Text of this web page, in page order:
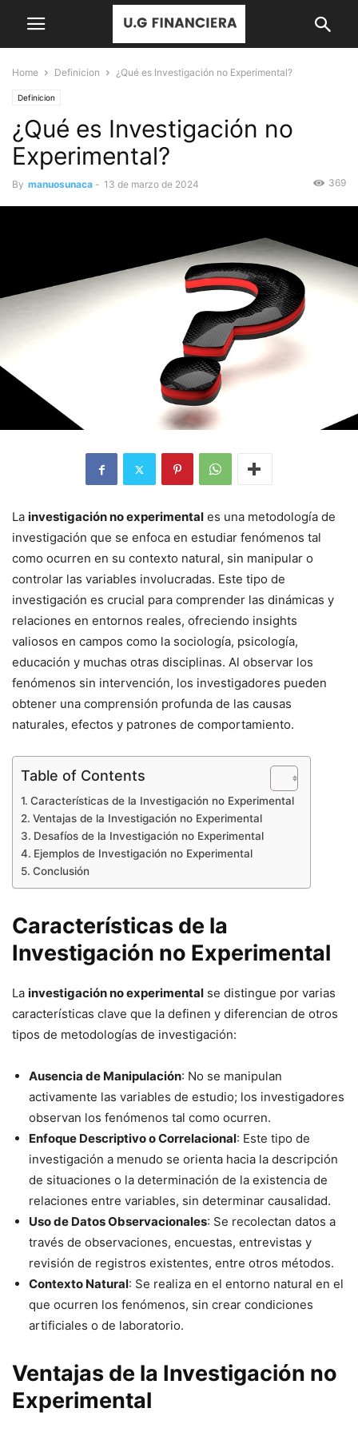
Home Definicion ¿Qué es Investigación no Experimental?
Definicion
¿Qué es Investigación no
Experimental?
By manuosunaca - 13 de marzo de 2024 369
La investigación no experimental es una metodología de
investigación que se enfoca en estudiar fenómenos tal
como ocurren en su contexto natural, sin manipular o
controlar las variables involucradas. Este tipo de
investigación es crucial para comprender las dinámicas y
relaciones en entornos reales, ofreciendo insights
valiosos en campos como la sociología, psicología,
educación y muchas otras disciplinas. Al observar los
fenómenos sin intervención, los investigadores pueden
obtener una comprensión profunda de las causas
naturales, efectos y patrones de comportamiento.
Table of Contents
Características de la Investigación no Experimental
Ventajas de la Investigación no Experimental
Desafíos de la Investigación no Experimental
Ejemplos de Investigación no Experimental
Conclusión
Características de la
Investigación no Experimental
La investigación no experimental se distingue por varias
características clave que la definen y diferencian de otros
tipos de metodologías de investigación:
Ausencia de Manipulación: No se manipulan
activamente las variables de estudio; los investigadores
observan los fenómenos tal como ocurren.
Enfoque Descriptivo o Correlacional: Este tipo de
investigación a menudo se orienta hacia la descripción
de situaciones o la determinación de la existencia de
relaciones entre variables, sin determinar causalidad.
Uso de Datos Observacionales: Se recolectan datos a
través de observaciones, encuestas, entrevistas y
revisión de registros existentes, entre otros métodos.
Contexto Natural: Se realiza en el entorno natural en el
que ocurren los fenómenos, sin crear condiciones
artificiales o de laboratorio.
Ventajas de la Investigación no
Experimental